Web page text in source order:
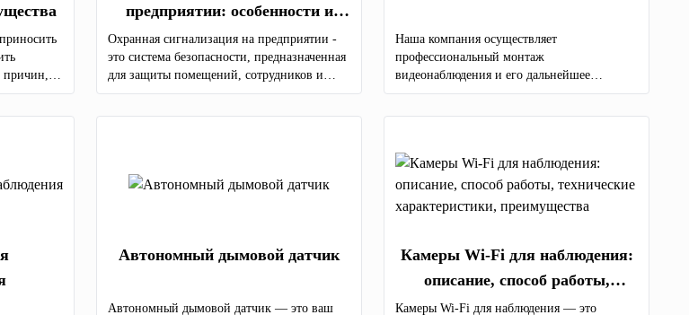
причин,
в
предприятии: особенности и
преимущества
Охранная сигнализация на предприятии -
это система безопасности, предназначенная
для защиты помещений, сотрудников и
имущества компании от угроз, вторжений
Наша компания осуществляет
профессиональный монтаж
видеонаблюдения и его дальнейшее
техническое обслуживание на всей
Автономный дымовой датчик
Автономный дымовой датчик — это ваш
Камеры Wi-Fi для наблюдения:
описание, способ работы,
технические характеристики,
Камеры Wi-Fi для наблюдения — это